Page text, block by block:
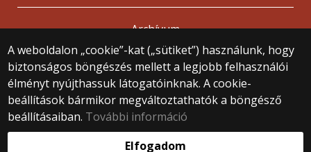
A weboldalon „cookie”-kat („sütiket”) használunk, hogy
biztonságos böngészés mellett a legjobb felhasználói
élményt nyújthassuk látogatóinknak. A cookie-
beállítások bármikor megváltoztathatók a böngésző
beállításaiban. További információ
Elfogadom
Archívum
© 2025 Eötvös Loránd Tudományegyetem
Minden jog fenntartva.
1053 Budapest, Egyetem tér 1–3.
Központi telefonszám: +36 1 411 6500
Webfejlesztés: